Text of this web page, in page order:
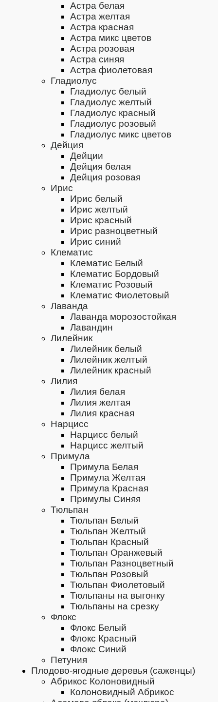
Астра белая
Астра желтая
Астра красная
Астра микс цветов
Астра розовая
Астра синяя
Астра фиолетовая
Гладиолус
Гладиолус белый
Гладиолус желтый
Гладиолус красный
Гладиолус розовый
Гладиолус микс цветов
Дейция
Дейции
Дейция белая
Дейция розовая
Ирис
Ирис белый
Ирис желтый
Ирис красный
Ирис разноцветный
Ирис синий
Клематис
Клематис Белый
Клематис Бордовый
Клематис Розовый
Клематис Фиолетовый
Лаванда
Лаванда морозостойкая
Лавандин
Лилейник
Лилейник белый
Лилейник желтый
Лилейник красный
Лилия
Лилия белая
Лилия желтая
Лилия красная
Нарцисс
Нарцисс белый
Нарцисс желтый
Примула
Примула Белая
Примула Желтая
Примула Красная
Примулы Синяя
Тюльпан
Тюльпан Белый
Тюльпан Желтый
Тюльпан Красный
Тюльпан Оранжевый
Тюльпан Разноцветный
Тюльпан Розовый
Тюльпан Фиолетовый
Тюльпаны на выгонку
Тюльпаны на срезку
Флокс
Флокс Белый
Флокс Красный
Флокс Синий
Петуния
Плодово-ягодные деревья (саженцы)
Абрикос Колоновидный
Колоновидный Абрикос